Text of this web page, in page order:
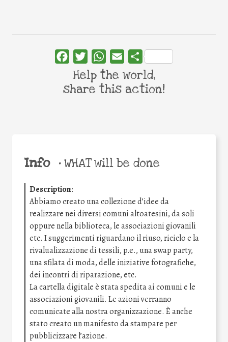
Info •WHAT will be done
Description:
Abbiamo creato una collezione d’idee da
realizzare nei diversi comuni altoatesini, da soli
oppure nella biblioteca, le associazioni giovanili
etc. I suggerimenti riguardano il riuso, riciclo e la
rivalualizzazione di tessili, p.e., una swap party,
una sfilata di moda, delle iniziative fotografiche,
dei incontri di riparazione, etc.
La cartella digitale è stata spedita ai comuni e le
associazioni giovanili. Le azioni verranno
comunicate alla nostra organizzazione. È anche
stato creato un manifesto da stampare per
pubblicizzare l’azione.
FacebookTwitterWhatsApp
Email Share
Help the world,
share this action!